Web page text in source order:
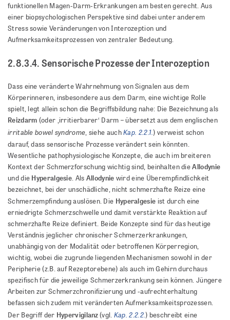
funktionellen Magen-Darm-Erkrankungen am besten gerecht. Aus
einer biopsychologischen Perspektive sind dabei unter anderem
Stress sowie Veränderungen von Interozeption und
Aufmerksamkeitsprozessen von zentraler Bedeutung.
2.8.3.4. Sensorische Prozesse der Interozeption
Dass eine veränderte Wahrnehmung von Signalen aus dem
Körperinneren, insbesondere aus dem Darm, eine wichtige Rolle
spielt, legt allein schon die Begriffsbildung nahe: Die Bezeichnung als
Reizdarm (oder ‚irritierbarer‘ Darm – übersetzt aus dem englischen
irritable bowel syndrome, siehe auchKap. 2.2.1.) verweist schon
darauf, dass sensorische Prozesse verändert sein könnten.
Wesentliche pathophysiologische Konzepte, die auch im breiteren
Kontext der Schmerzforschung wichtig sind, beinhalten dieAllodynie
und die Hyperalgesie. Als Allodynie wird eine Überempfindlichkeit
bezeichnet, bei der unschädliche, nicht schmerzhafte Reize eine
Schmerzempfindung auslösen. Die Hyperalgesie ist durch eine
erniedrigte Schmerzschwelle und damit verstärkte Reaktion auf
schmerzhafte Reize definiert. Beide Konzepte sind für das heutige
Verständnis jeglicher chronischer Schmerzerkrankungen,
unabhängig von der Modalität oder betroffenen Körperregion,
wichtig, wobei die zugrunde liegenden Mechanismen sowohl in der
Peripherie (z.B. auf Rezeptorebene) als auch im Gehirn durchaus
spezifisch für die jeweilige Schmerzerkrankung sein können. Jüngere
Arbeiten zur Schmerzchronifizierung und -aufrechterhaltung
befassen sich zudem mit veränderten Aufmerksamkeitsprozessen.
Der Begriff der Hypervigilanz(vgl. Kap. 2.2.2.) beschreibt eine